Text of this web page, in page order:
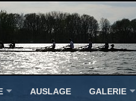
AUSLAGE GALERIE